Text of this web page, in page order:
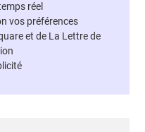
réel
vos préférences
et de La Lettre de